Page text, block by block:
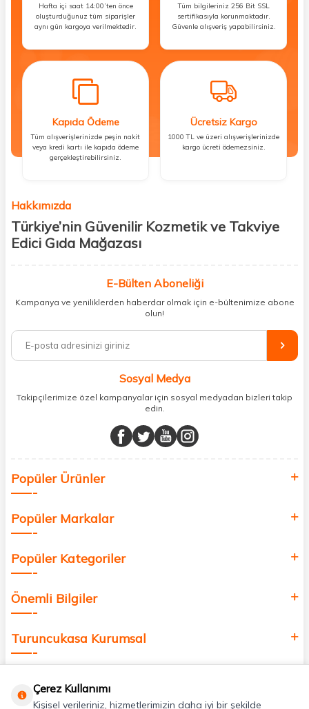
Hafta içi saat 14:00’ten önce
oluşturduğunuz tüm siparişler
aynı gün kargoya verilmektedir.
Tüm bilgileriniz 256 Bit SSL
sertifikasıyla korunmaktadır.
Güvenle alışveriş yapabilirsiniz.
Kapıda Ödeme
Tüm alışverişlerinizde peşin nakit
veya kredi kartı ile kapıda ödeme
gerçekleştirebilirsiniz.
Ücretsiz Kargo
1000 TL ve üzeri alışverişlerinizde
kargo ücreti ödemezsiniz.
Hakkımızda
Türkiye’nin Güvenilir Kozmetik ve Takviye
Edici Gıda Mağazası
kişisel bakım hem de takviye edici gıda ürünlerini sizlerle
buluşturuyoruz. Artık mağaza mağaza dolaşmanıza gerek yok;
ihtiyacınız olan her şeyi tek bir çatı altında topluyor ve kapınıza kadar
%100 orijinal kozmetik ve sağlık ürünleriyle güzelliğinizi tamamlayabilir,
vücudunuzu desteklemek için güvenilir takviye edici gıdalara
minerallere kadar binlerce ürünü uygun fiyat ve hızlı kargo avantajıyla
sunuyoruz.
buluşturuyor ve online alışveriş deneyiminizi en iyi hale getiriyoruz.
Sağlık, güzellik ve iyi yaşam için aradığınız her şey burada!
değer katmak için bize katılın!
E-Bülten Aboneliği
Kampanya ve yeniliklerden haberdar olmak için e-bültenimize abone
olun!
Sosyal Medya
Takipçilerimize özel kampanyalar için sosyal medyadan bizleri takip
edin.
Popüler Ürünler
Popüler Markalar
Popüler Kategoriler
Önemli Bilgiler
Turuncukasa Kurumsal
Çerez Kullanımı
Kişisel verileriniz, hizmetlerimizin daha iyi bir şekilde